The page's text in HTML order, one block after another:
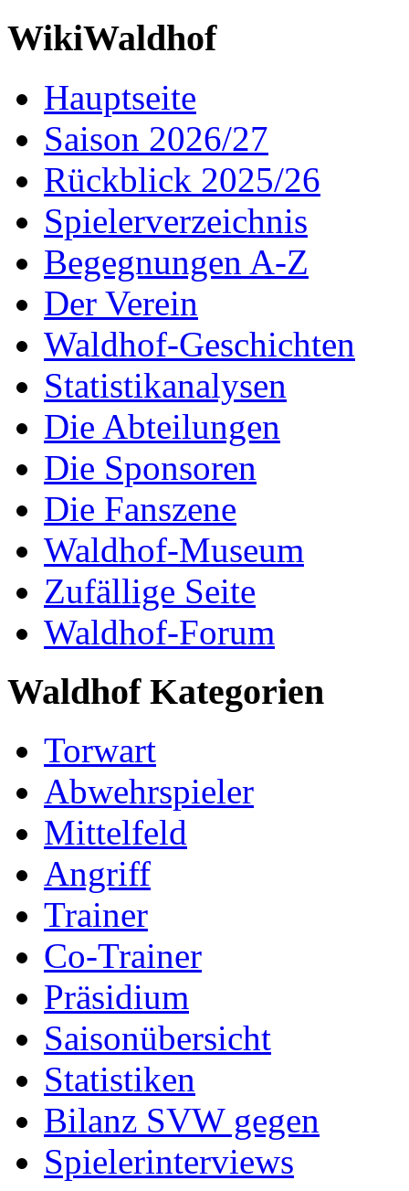
WikiWaldhof
Hauptseite
Saison 2026/27
Rückblick 2025/26
Spielerverzeichnis
Begegnungen A-Z
Der Verein
Waldhof-Geschichten
Statistikanalysen
Die Abteilungen
Die Sponsoren
Die Fanszene
Waldhof-Museum
Zufällige Seite
Waldhof-Forum
Waldhof Kategorien
Torwart
Abwehrspieler
Mittelfeld
Angriff
Trainer
Co-Trainer
Präsidium
Saisonübersicht
Statistiken
Bilanz SVW gegen
Spielerinterviews